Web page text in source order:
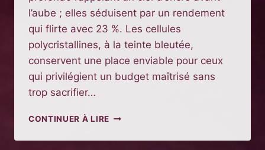
l’aube ; elles séduisent par un rendement
qui flirte avec 23 %. Les cellules
polycristallines, à la teinte bleutée,
conservent une place enviable pour ceux
qui privilégient un budget maîtrisé sans
trop sacrifier…
CONTINUER À LIRECOMPRENDRE
BASES